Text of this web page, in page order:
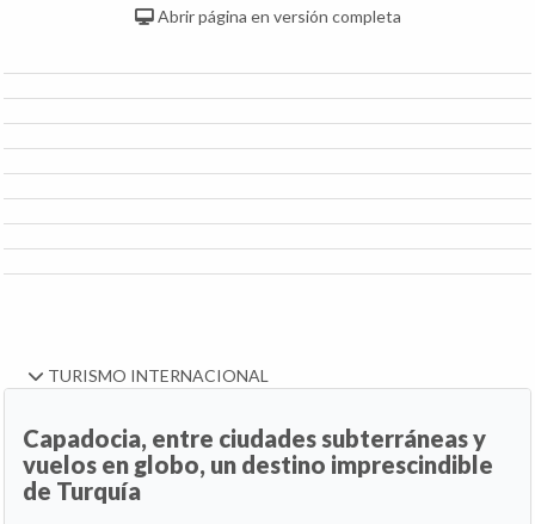
Abrir página en versión completa
TURISMO INTERNACIONAL
Capadocia, entre ciudades subterráneas y
vuelos en globo, un destino imprescindible
de Turquía